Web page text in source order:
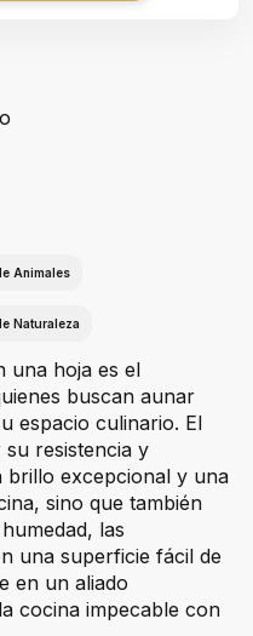
Animales
Naturaleza
una hoja es el
buscan aunar
espacio culinario. El
resistencia y
brillo excepcional y una
sino que también
las
una superficie fácil de
en un aliado
cocina impecable con